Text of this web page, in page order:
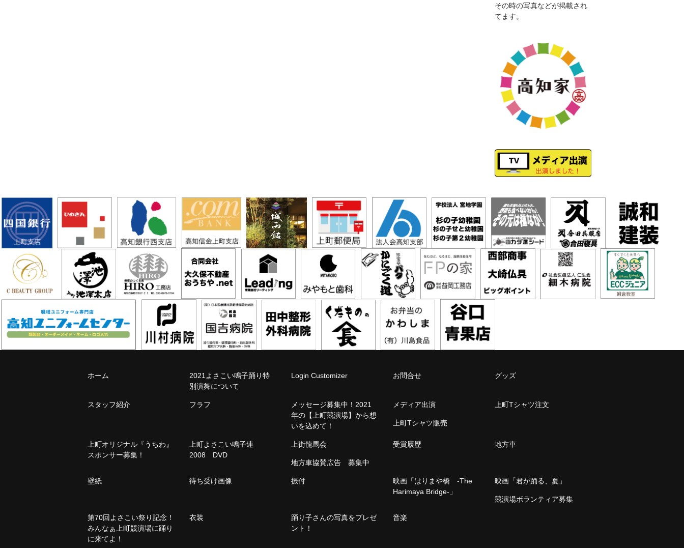
その時の写真などが掲載され
てます。
ホーム
2021よさこい鳴子踊り特
別演舞について
Login Customizer お問合せ グッズ
スタッフ紹介 フラフ
メッセージ募集中！2021
年の【上町競演場】から想
いを込めて！
メディア出演 上町Tシャツ注文
上町Tシャツ販売
上町オリジナル『うちわ』
スポンサー募集！
上町よさこい鳴子連
2008 DVD
上街龍馬会 受賞履歴 地方車
地方車協賛広告 募集中
壁紙 待ち受け画像 振付
映画「はりまや橋 -The
Harimaya Bridge-」
映画「君が踊る、夏」
競演場ボランティア募集
第70回よさこい祭り記念！
みんなぁ上町競演場に踊り
に来てよ！
衣装
踊り子さんの写真をプレゼ
ント！
音楽